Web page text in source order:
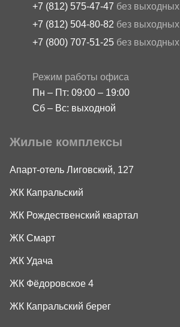
+7 (812) 575-47-47 без выходных
+7 (812) 504-80-82 без выходных
+7 (800) 707-51-25 без выходных
Режим работы офиса
Пн – Пт: 09:00 – 19:00
Сб – Вс: выходной
Жилые комплексы
Апарт-отель Лиговский, 127
ЖК Капральский
ЖК Рождественский квартал
ЖК Смарт
ЖК Удача
ЖК Фёдоровское 4
ЖК Капральский берег